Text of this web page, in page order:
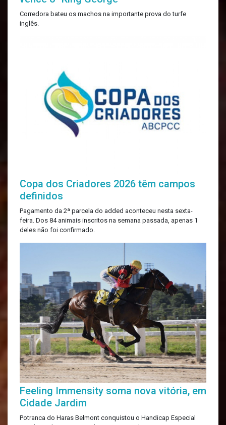
Corredora bateu os machos na importante prova do turfe
inglês.
Copa dos Criadores 2026 têm campos
definidos
Pagamento da 2ª parcela do added aconteceu nesta sexta-
feira. Dos 84 animais inscritos na semana passada, apenas 1
deles não foi confirmado.
Feeling Immensity soma nova vitória, em
Cidade Jardim
Potranca do Haras Belmont conquistou o Handicap Especial